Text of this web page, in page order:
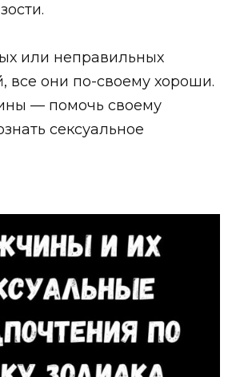
или неправильных
все они по-своему хороши.
— помочь своему
сексуальное